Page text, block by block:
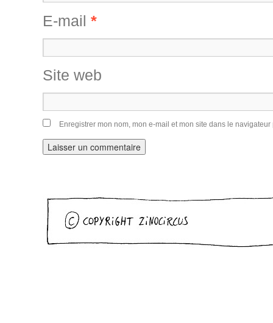
E-mail *
Site web
Enregistrer mon nom, mon e-mail et mon site dans le